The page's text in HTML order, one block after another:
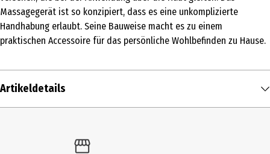
Massagegerät ist so konzipiert, dass es eine unkomplizierte
Handhabung erlaubt. Seine Bauweise macht es zu einem
praktischen Accessoire für das persönliche Wohlbefinden zu Hause.
Artikeldetails